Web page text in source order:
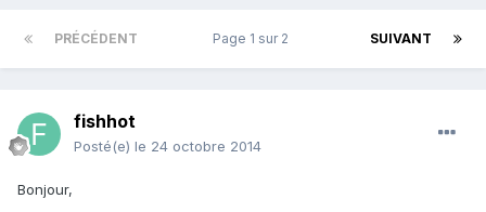
PRÉCÉDENT SUIVANT
Page 1 sur 2
fishhot
Posté(e) le 24 octobre 2014
Bonjour,